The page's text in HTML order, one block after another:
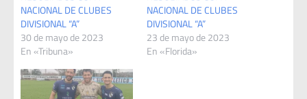
NACIONAL DE CLUBES
DIVISIONAL “A”
30 de mayo de 2023
En «Tribuna»
NACIONAL DE CLUBES
DIVISIONAL “A”
23 de mayo de 2023
En «Florida»